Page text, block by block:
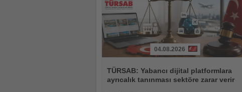
Oku
04.08.2026
TÜRSAB: Yabancı dijital platformlara
ayrıcalık tanınması sektöre zarar verir